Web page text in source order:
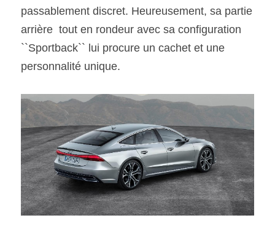
passablement discret. Heureusement, sa partie
arrière  tout en rondeur avec sa configuration
``Sportback`` lui procure un cachet et une
personnalité unique.